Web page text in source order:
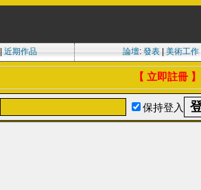
近期作品 論壇: 發表| 美術工作|
【 立即註冊 】
保持登入